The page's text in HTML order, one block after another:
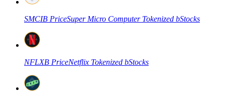
نسخ التداول
انضم إلى أفضل المتداولين
SMCIB PriceSuper Micro Computer Tokenized bStocks
NFLXB PriceNetflix Tokenized bStocks